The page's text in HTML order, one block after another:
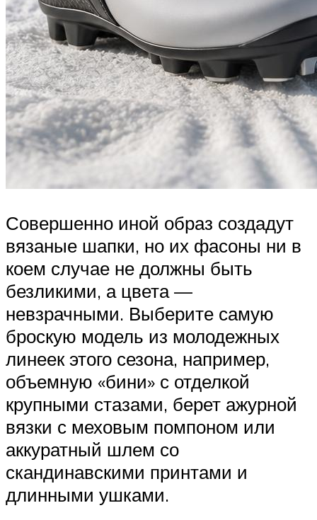
Совершенно иной образ создадут
вязаные шапки, но их фасоны ни в
коем случае не должны быть
безликими, а цвета —
невзрачными. Выберите самую
броскую модель из молодежных
линеек этого сезона, например,
объемную «бини» с отделкой
крупными стазами, берет ажурной
вязки с меховым помпоном или
аккуратный шлем со
скандинавскими принтами и
длинными ушками.